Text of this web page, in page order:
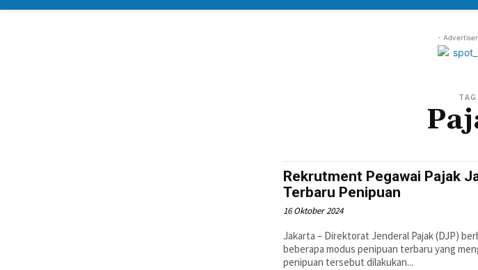
-
TAG
Rekrutment Pegawai Pajak
Terbaru Penipuan
16 Oktober 2024
Jakarta – Direktorat Jenderal Pajak (DJP)
beberapa modus penipuan terbaru yang
penipuan tersebut dilakukan...